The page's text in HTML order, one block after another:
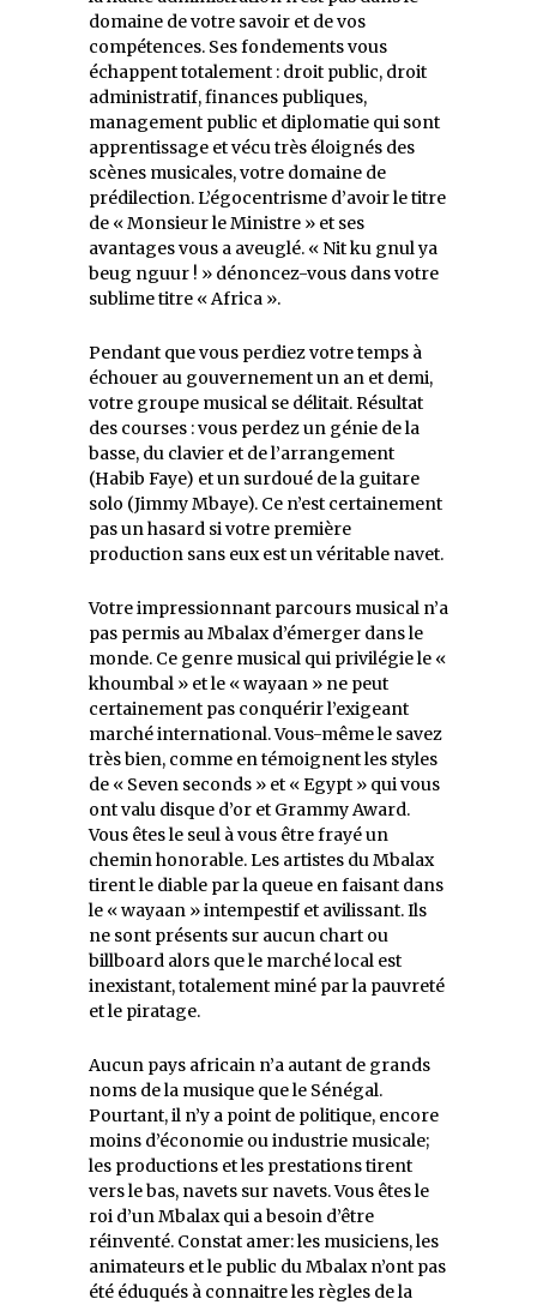
domaine de votre savoir et de vos
compétences. Ses fondements vous
échappent totalement : droit public, droit
administratif, finances publiques,
management public et diplomatie qui sont
apprentissage et vécu très éloignés des
scènes musicales, votre domaine de
prédilection. L’égocentrisme d’avoir le titre
de « Monsieur le Ministre » et ses
avantages vous a aveuglé. « Nit ku gnul ya
beug nguur ! » dénoncez-vous dans votre
sublime titre « Africa ».
Pendant que vous perdiez votre temps à
échouer au gouvernement un an et demi,
votre groupe musical se délitait. Résultat
des courses : vous perdez un génie de la
basse, du clavier et de l’arrangement
(Habib Faye) et un surdoué de la guitare
solo (Jimmy Mbaye). Ce n’est certainement
pas un hasard si votre première
production sans eux est un véritable navet.
Votre impressionnant parcours musical n’a
pas permis au Mbalax d’émerger dans le
monde. Ce genre musical qui privilégie le «
khoumbal » et le « wayaan » ne peut
certainement pas conquérir l’exigeant
marché international. Vous-même le savez
très bien, comme en témoignent les styles
de « Seven seconds » et « Egypt » qui vous
ont valu disque d’or et Grammy Award.
Vous êtes le seul à vous être frayé un
chemin honorable. Les artistes du Mbalax
tirent le diable par la queue en faisant dans
le « wayaan » intempestif et avilissant. Ils
ne sont présents sur aucun chart ou
billboard alors que le marché local est
inexistant, totalement miné par la pauvreté
et le piratage.
Aucun pays africain n’a autant de grands
noms de la musique que le Sénégal.
Pourtant, il n’y a point de politique, encore
moins d’économie ou industrie musicale;
les productions et les prestations tirent
vers le bas, navets sur navets. Vous êtes le
roi d’un Mbalax qui a besoin d’être
réinventé. Constat amer: les musiciens, les
animateurs et le public du Mbalax n’ont pas
été éduqués à connaitre les règles de la